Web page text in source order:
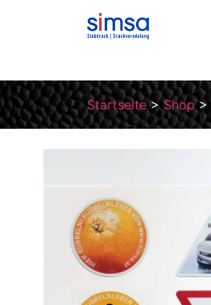
Startseite>Shop>